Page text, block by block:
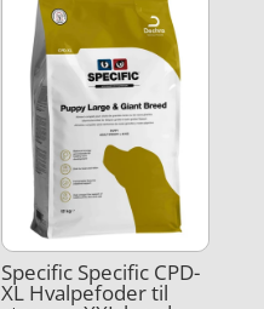
Specific Specific CPD-
XL Hvalpefoder til